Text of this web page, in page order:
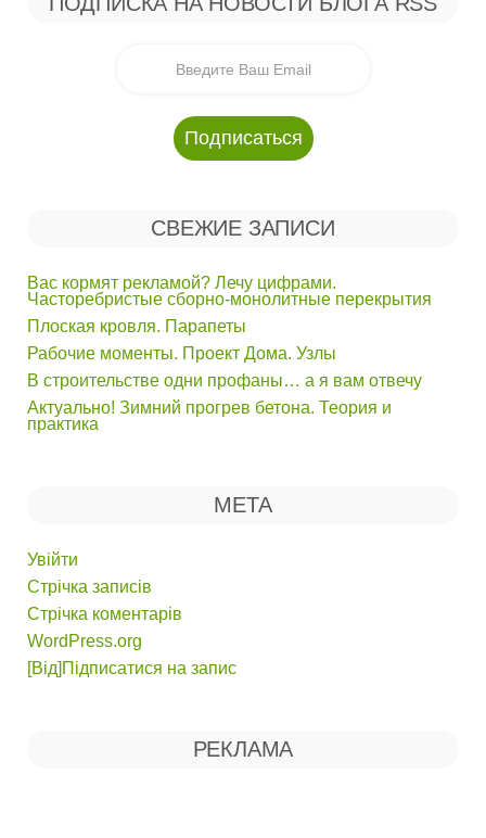
СВЕЖИЕ ЗАПИСИ
Вас кормят рекламой? Лечу цифрами.
Часторебристые сборно-монолитные перекрытия
Плоская кровля. Парапеты
Рабочие моменты. Проект Дома. Узлы
В строительстве одни профаны… а я вам отвечу
Актуально! Зимний прогрев бетона. Теория и
практика
МЕТА
Увійти
Стрічка записів
Стрічка коментарів
WordPress.org
[Від]Підписатися на запис
РЕКЛАМА